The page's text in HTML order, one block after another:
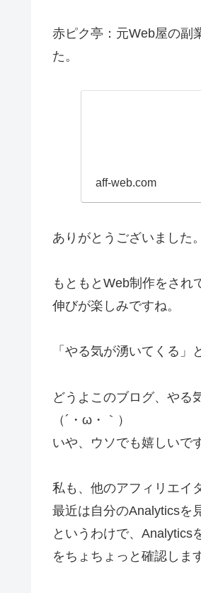
赤ピク亭：元Web屋の副
た。
aff-web.com
ありがとうございました。
もともとWeb制作をされ
伸びが楽しみですね。
「やる気が湧いてくる」
どうよこのブログ、やる
（´・ω・｀）
いや、ウソでも嬉しいで
私も、他のアフィリエイ
最近は自分のAnalyticsを
というわけで、Analytics
をちょちょっと確認しま